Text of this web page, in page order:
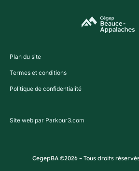
Plan du site
Termes et conditions
Politique de confidentialité
Site web par Parkour3.com
CegepBA ©2026 – Tous droits